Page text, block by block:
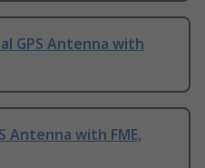
GPS Antenna with
Antenna with FME,